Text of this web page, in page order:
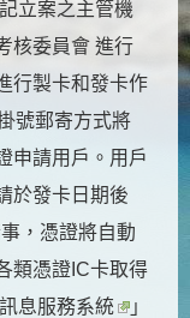
立案之主管機
核委員會 進行
行製卡和發卡作
號郵寄方式將
申請用戶。用戶
於發卡日期後
，憑證將自動
類憑證IC卡取得
息服務系統
」